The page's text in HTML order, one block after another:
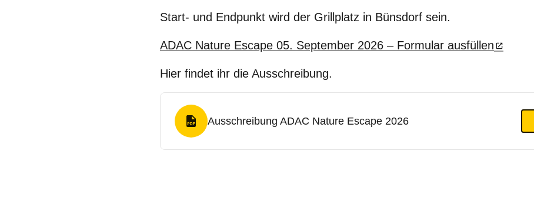
Start- und Endpunkt wird der Grillplatz in Bünsdorf sein.
ADAC Nature Escape 05. September 2026 – Formular ausfüllen
Hier findet ihr die Ausschreibung.
PDF Format
Ausschreibung ADAC Nature Escape 2026